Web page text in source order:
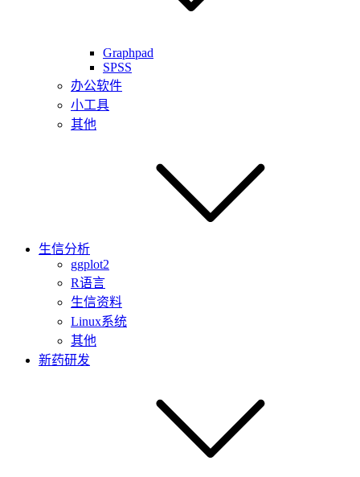
Graphpad
SPSS
办公软件
小工具
其他
生信分析
ggplot2
R语言
生信资料
Linux系统
其他
新药研发